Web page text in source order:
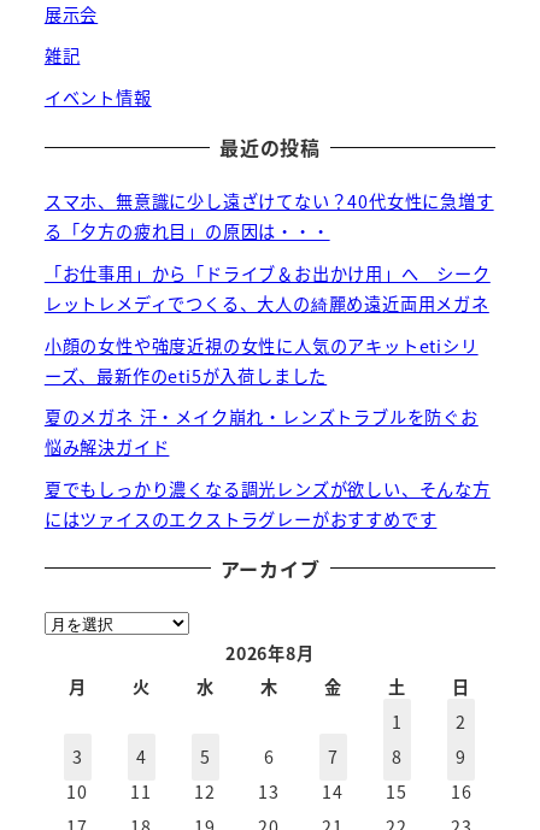
展示会
雑記
イベント情報
最近の投稿
スマホ、無意識に少し遠ざけてない？40代女性に急増す
る「夕方の疲れ目」の原因は・・・
「お仕事用」から「ドライブ＆お出かけ用」へ シーク
レットレメディでつくる、大人の綺麗め遠近両用メガネ
小顔の女性や強度近視の女性に人気のアキットetiシリ
ーズ、最新作のeti5が入荷しました
夏のメガネ 汗・メイク崩れ・レンズトラブルを防ぐお
悩み解決ガイド
夏でもしっかり濃くなる調光レンズが欲しい、そんな方
にはツァイスのエクストラグレーがおすすめです
アーカイブ
ア
2026年8月
月
火 水 木 金 土
日
1
2
3
4 5 6 7 8
9
10
11 12 13 14 15
16